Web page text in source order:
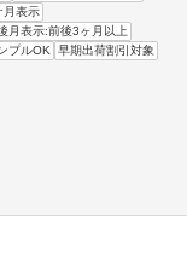
月表示
月表示:前後3ヶ月以上
プルOK
早期出荷割引対象